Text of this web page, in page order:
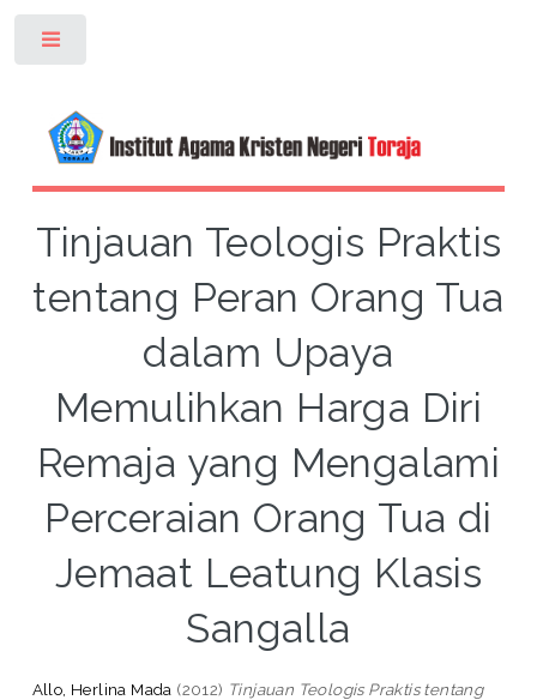
Tinjauan Teologis Praktis
tentang Peran Orang Tua
dalam Upaya
Memulihkan Harga Diri
Remaja yang Mengalami
Perceraian Orang Tua di
Jemaat Leatung Klasis
Sangalla
Allo, Herlina Mada (2012) Tinjauan Teologis Praktis tentang